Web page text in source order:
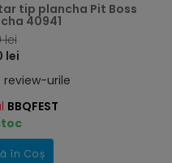
tip plancha Pit Boss
40941
lei
lei
review-urile
BBQFEST
în Coș